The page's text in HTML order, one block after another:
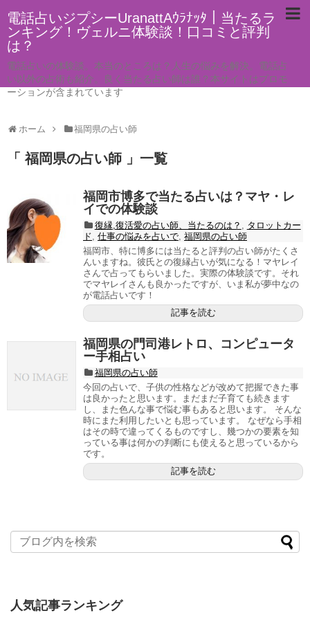
電話占いジプシーUranattAｳﾗﾅｯﾀ｜当たるラ
ンキング！ヴェルニ体験談！口コミと評判
は？
電話占いの体験談。本当のところは？人生の悩みを解決。電話占
い以外の占術も紹介。良く当たる占い師は誰？本サイトはプロモ
ーションが含まれています
ホーム 福岡県の占い師
「 福岡県の占い師 」一覧
福岡市博多で当たる占いは？マヤ・レ
イでの体験談
復縁,復活愛の占い師、当たるのは？ , タロットカー
ド, 仕事の悩みを占いで, 福岡県の占い師
福岡市、特に博多には当たると評判の占い師がたくさ
んいますね。彼氏との復縁占いが気になる！マヤレイ
さんで占ってもらいました。実際の体験談です。それ
でマヤレイさんも良かったですが、いま私が夢中なの
が電話占いです！
記事を読む
福岡県の門司港レトロ、コンピュータ
ー手相占い
福岡県の占い師
今回の占いで、子供の性格などが改めて把握できた事
は良かったと思います。まだまだ子育ても続きます
し、また色んな事で悩む事もあると思います。 そんな
時にまた利用したいとも思っています。 なぜなら手相
はその時で違ってくるものですし、幾つかの要素を知
っている事は何かの判断にも使えると思っているから
です。
記事を読む
人気記事ランキング